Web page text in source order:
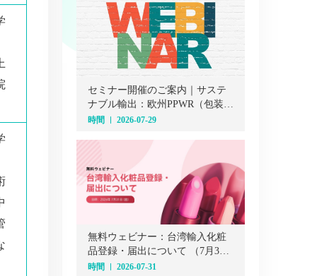
セミナー開催のご案内｜サステ
ナブル輸出：欧州PPWR（包装・
包装廃棄物規則）オンラインセ
時間 2026-07-29
無料ウェビナー：台湾輸入化粧
品登録・届出について （7月31
日）
時間 2026-07-31